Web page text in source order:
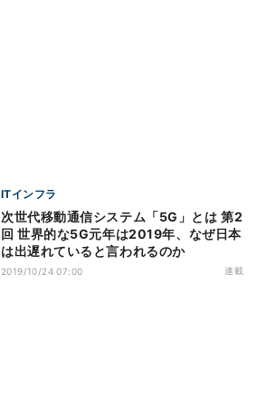
ITインフラ
次世代移動通信システム「5G」とは 第2
回 世界的な5G元年は2019年、なぜ日本
は出遅れていると言われるのか
2019/10/24 07:00 連載